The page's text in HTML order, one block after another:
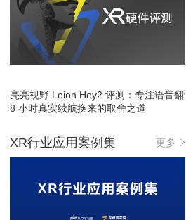
亮亮视野 Leion Hey2 评测：专注语音
8 小时真实续航换来的取舍之道
XR行业应用案例集 更多